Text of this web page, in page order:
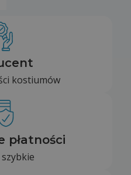
kostiumów
płatności